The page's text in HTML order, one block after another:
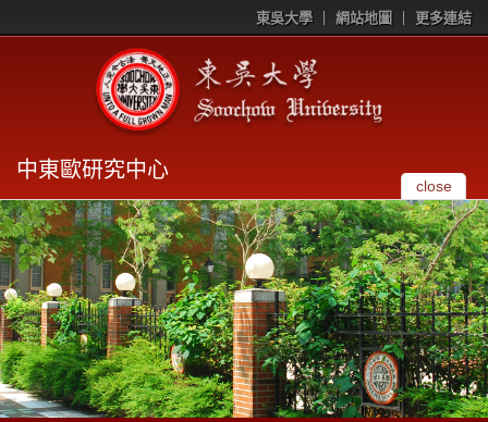
東吳大學 網站地圖 更多連結
中東歐研究中心
close